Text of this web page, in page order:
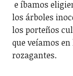
e íbamos
los árboles
los porteños
que veíamos
rozagantes.